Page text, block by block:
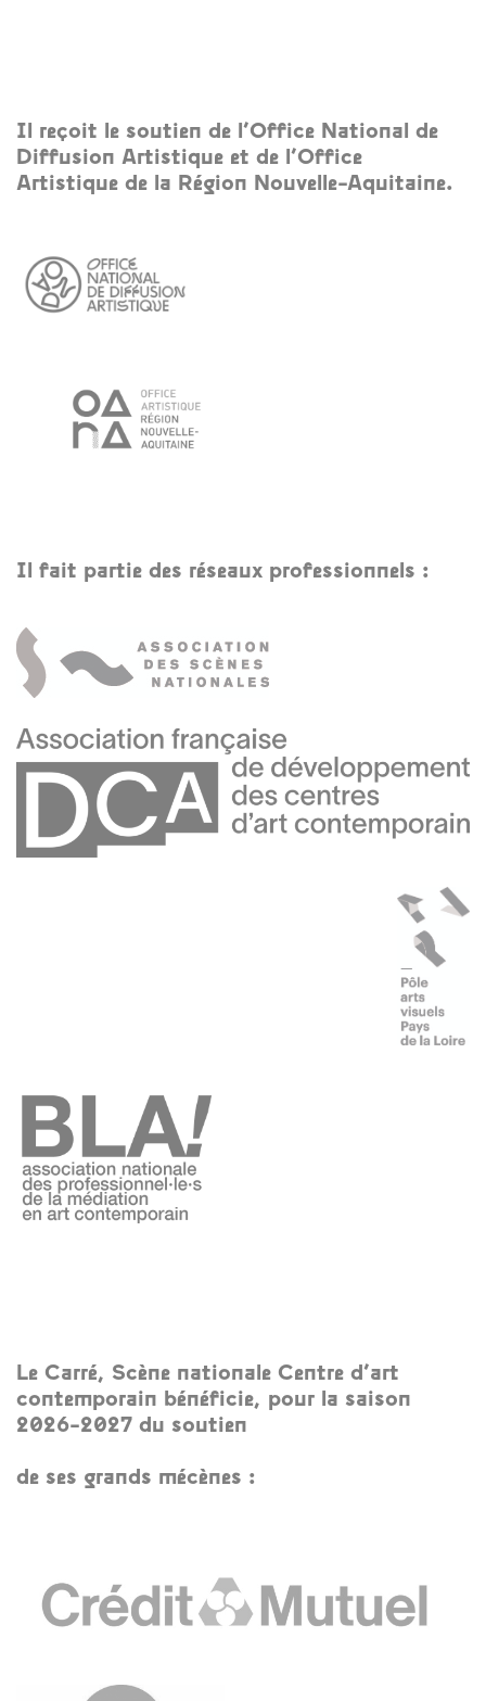
Il reçoit le soutien de l’Office National de
Diffusion Artistique et de l’Office
Artistique de la Région Nouvelle-Aquitaine.
Il fait partie des réseaux professionnels :
Le Carré, Scène nationale Centre d’art
contemporain bénéficie, pour la saison
2026-2027 du soutien
de ses grands mécènes :